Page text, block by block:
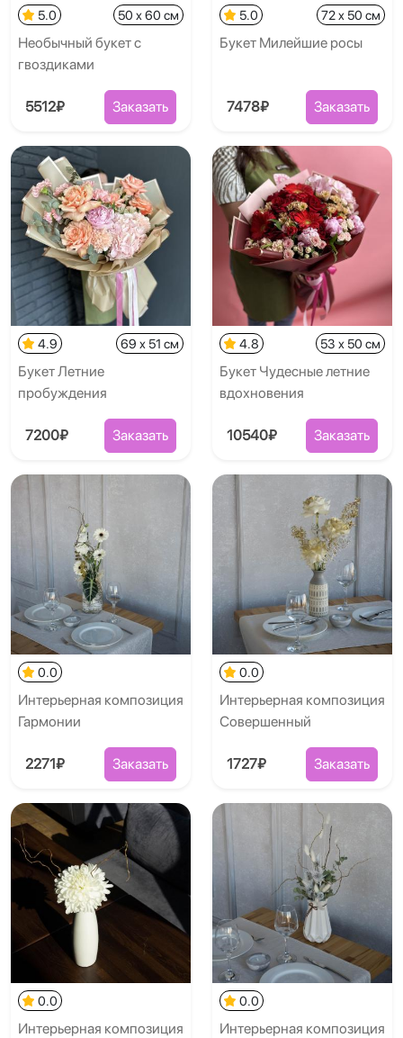
5.0 50 x 60 см
Необычный букет с
гвоздиками
5512₽ Заказать
5.0 72 x 50 см
Букет Милейшие росы
7478₽ Заказать
4.9 69 x 51 см
Букет Летние
пробуждения
7200₽ Заказать
4.8 53 x 50 см
Букет Чудесные летние
вдохновения
10540₽ Заказать
0.0
Интерьерная композиция
Гармонии
2271₽ Заказать
0.0
Интерьерная композиция
Совершенный
1727₽ Заказать
0.0
Интерьерная композиция
0.0
Интерьерная композиция